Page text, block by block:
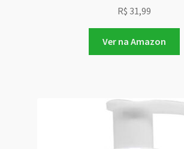
R$ 31,99
Ver na Amazon